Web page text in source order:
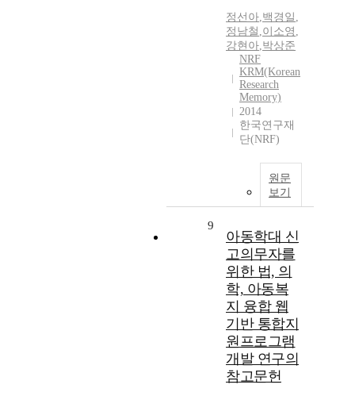
정선아,백경일 ,
정남철 ,이소영 ,
강현아,박상준
NRF
KRM(Korean
Research
Memory)
2014
한국연구재
단(NRF)
원문
보기
9
아동학대 신
고의무자를
위한 법, 의
학, 아동복
지 융합 웹
기반 통합지
원프로그램
개발 연구의
참고문헌